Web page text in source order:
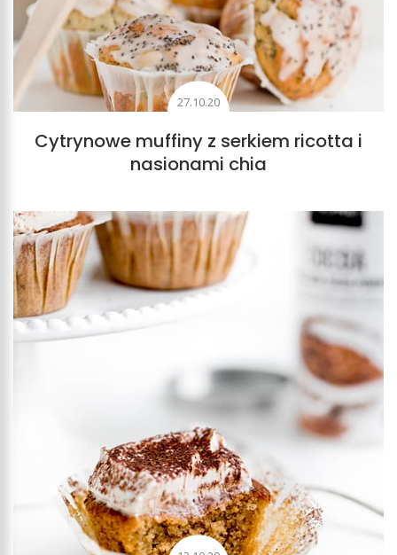
27.10.20
Cytrynowe muffiny z serkiem ricotta i
nasionami chia